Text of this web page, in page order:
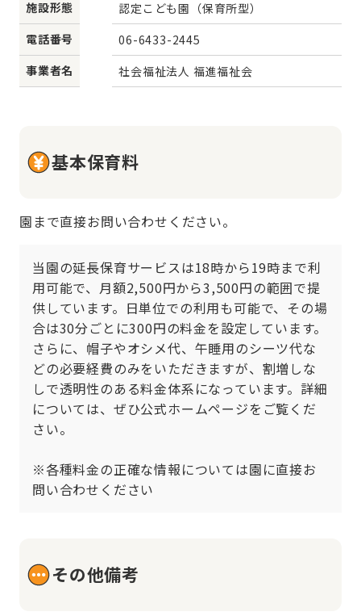
施設形態
認定こども園（保育所型）
電話番号
06-6433-2445
事業者名
社会福祉法人 福進福祉会
基本保育料
園まで直接お問い合わせください。
当園の延長保育サービスは18時から19時まで利
用可能で、月額2,500円から3,500円の範囲で提
供しています。日単位での利用も可能で、その場
合は30分ごとに300円の料金を設定しています。
さらに、帽子やオシメ代、午睡用のシーツ代な
どの必要経費のみをいただきますが、割増しな
しで透明性のある料金体系になっています。詳細
については、ぜひ公式ホームページをご覧くだ
さい。
※各種料金の正確な情報については園に直接お
問い合わせください
その他備考